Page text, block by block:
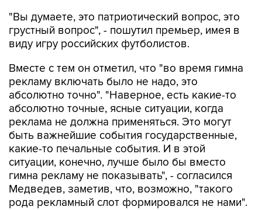
"Вы думаете, это патриотический вопрос, это
грустный вопрос", - пошутил премьер, имея в
виду игру российских футболистов.
Вместе с тем он отметил, что "во время гимна
рекламу включать было не надо, это
абсолютно точно". "Наверное, есть какие-то
абсолютно точные, ясные ситуации, когда
реклама не должна применяться. Это могут
быть важнейшие события государственные,
какие-то печальные события. И в этой
ситуации, конечно, лучше было бы вместо
гимна рекламу не показывать", - согласился
Медведев, заметив, что, возможно, "такого
рода рекламный слот формировался не нами".